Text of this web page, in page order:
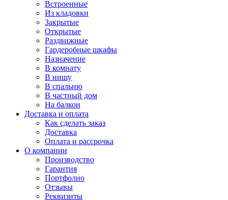
Встроенные
Из кладовки
Закрытые
Открытые
Раздвижные
Гардеробные шкафы
Назначение
В комнату
В нишу
В спальню
В частный дом
На балкон
Доставка и оплата
Как сделать заказ
Доставка
Оплата и рассрочка
О компании
Производство
Гарантия
Портфолио
Отзывы
Реквизиты